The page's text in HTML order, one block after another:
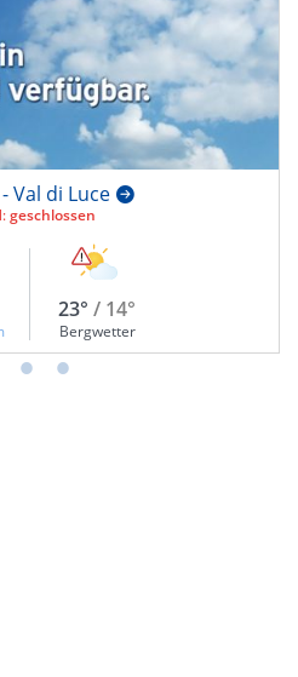
Val di Luce
geschlossen
23° / 14°
Bergwetter